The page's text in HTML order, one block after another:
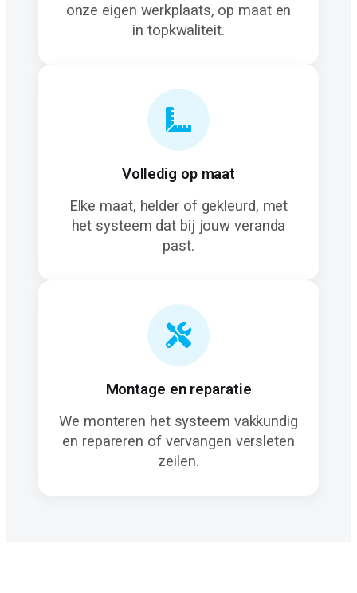
onze eigen werkplaats, op maat en
in topkwaliteit.
Volledig op maat
Elke maat, helder of gekleurd, met
het systeem dat bij jouw veranda
past.
Montage en reparatie
We monteren het systeem vakkundig
en repareren of vervangen versleten
zeilen.